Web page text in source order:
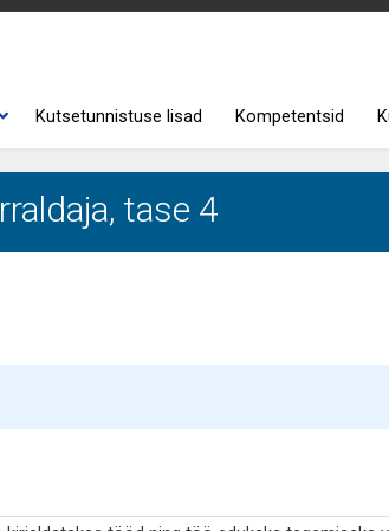
Kutsetunnistuse lisad Kompetentsid
tase 4